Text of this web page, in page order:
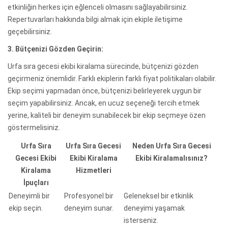
etkinliğin herkes için eğlenceli olmasını sağlayabilirsiniz.
Repertuvarları hakkında bilgi almak için ekiple iletişime
geçebilirsiniz.
3. Bütçenizi Gözden Geçirin:
Urfa sıra gecesi ekibi kiralama sürecinde, bütçenizi gözden
geçirmeniz önemlidir. Farklı ekiplerin farklı fiyat politikaları olabilir.
Ekip seçimi yapmadan önce, bütçenizi belirleyerek uygun bir
seçim yapabilirsiniz. Ancak, en ucuz seçeneği tercih etmek
yerine, kaliteli bir deneyim sunabilecek bir ekip seçmeye özen
göstermelisiniz.
Urfa Sıra
Gecesi Ekibi
Kiralama
İpuçları
Urfa Sıra Gecesi
Ekibi Kiralama
Hizmetleri
Neden Urfa Sıra Gecesi
Ekibi Kiralamalısınız?
Deneyimli bir
ekip seçin.
Profesyonel bir
deneyim sunar.
Geleneksel bir etkinlik
deneyimi yaşamak
isterseniz.